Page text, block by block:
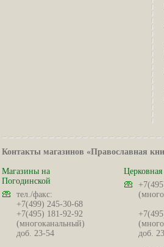
Контакты магазинов «Православная
Магазины на
Погодинской
тел./факс:
+7(499) 245-30-68
+7(495) 181-92-92
(многоканальный)
доб. 23-54
Церковная
доб.